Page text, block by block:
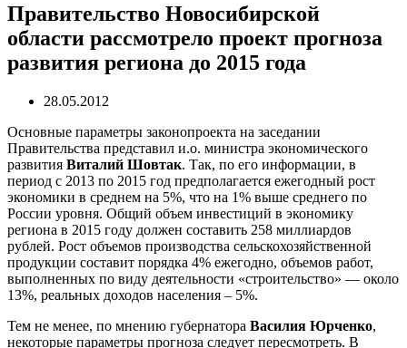
Правительство Новосибирской
области рассмотрело проект прогноза
развития региона до 2015 года
28.05.2012
Основные параметры законопроекта на заседании
Правительства представил и.о. министра экономического
развития Виталий Шовтак. Так, по его информации, в
период с 2013 по 2015 год предполагается ежегодный рост
экономики в среднем на 5%, что на 1% выше среднего по
России уровня. Общий объем инвестиций в экономику
региона в 2015 году должен составить 258 миллиардов
рублей. Рост объемов производства сельскохозяйственной
продукции составит порядка 4% ежегодно, объемов работ,
выполненных по виду деятельности «строительство» — около
13%, реальных доходов населения – 5%.
Тем не менее, по мнению губернатора Василия Юрченко,
некоторые параметры прогноза следует пересмотреть. В